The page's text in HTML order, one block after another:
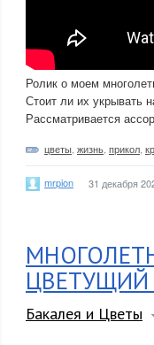
Ролик о моем
Стоит ли их укрывать
Рассматривается
цветы жизнь прикол
mrpion 31 декабря
ЦВЕТУЩИЙ
Бакалея и Цветы